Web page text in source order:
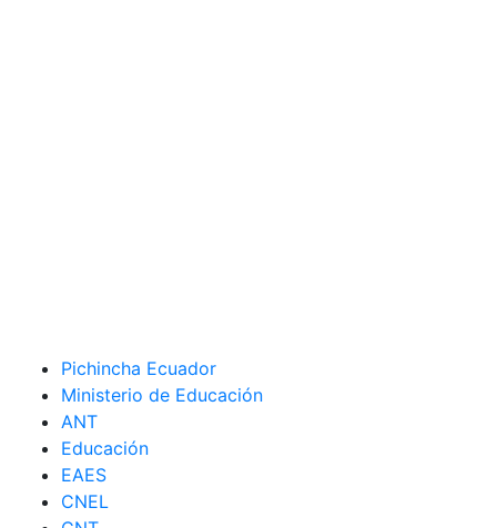
Pichincha Ecuador
Ministerio de Educación
ANT
Educación
EAES
CNEL